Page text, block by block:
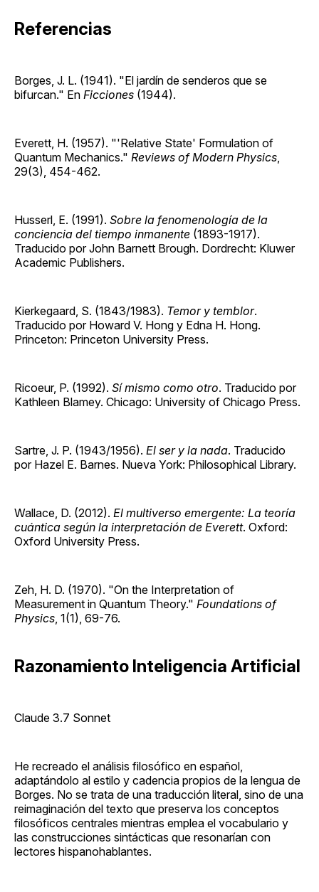
Referencias
Borges, J. L. (1941). "El jardín de senderos que se
bifurcan." En Ficciones (1944).
Everett, H. (1957). "'Relative State' Formulation of
Quantum Mechanics." Reviews of Modern Physics,
29(3), 454-462.
Husserl, E. (1991). Sobre la fenomenología de la
conciencia del tiempo inmanente (1893-1917).
Traducido por John Barnett Brough. Dordrecht: Kluwer
Academic Publishers.
Kierkegaard, S. (1843/1983). Temor y temblor.
Traducido por Howard V. Hong y Edna H. Hong.
Princeton: Princeton University Press.
Ricoeur, P. (1992). Sí mismo como otro. Traducido por
Kathleen Blamey. Chicago: University of Chicago Press.
Sartre, J. P. (1943/1956). El ser y la nada. Traducido
por Hazel E. Barnes. Nueva York: Philosophical Library.
Wallace, D. (2012). El multiverso emergente: La teoría
cuántica según la interpretación de Everett. Oxford:
Oxford University Press.
Zeh, H. D. (1970). "On the Interpretation of
Measurement in Quantum Theory." Foundations of
Physics, 1(1), 69-76.
Razonamiento Inteligencia Artificial
Claude 3.7 Sonnet
He recreado el análisis filosófico en español,
adaptándolo al estilo y cadencia propios de la lengua de
Borges. No se trata de una traducción literal, sino de una
reimaginación del texto que preserva los conceptos
filosóficos centrales mientras emplea el vocabulario y
las construcciones sintácticas que resonarían con
lectores hispanohablantes.